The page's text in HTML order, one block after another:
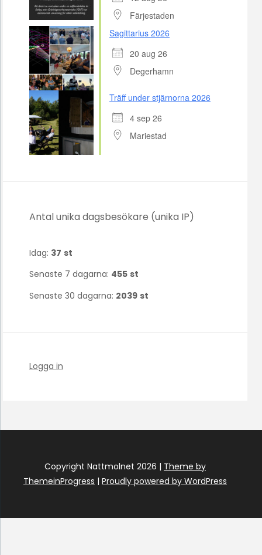
Färjestaden
Sagittarius 2026
20 aug 26
Degerhamn
Träff under stjärnorna 2026
4 sep 26
Mariestad
Antal unika dagsbesökare (unika IP)
Idag: 37 st
Senaste 7 dagarna: 455 st
Senaste 30 dagarna: 2039 st
Logga in
Copyright Nattmolnet 2026 | Theme by
ThemeinProgress | Proudly powered by WordPress